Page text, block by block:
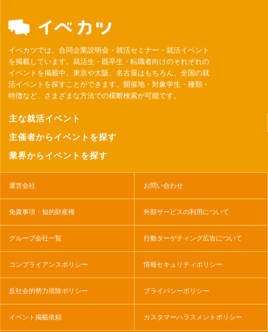
イベカツでは、合同企業説明会・就活セミナー・就活イベント
を掲載しています。就活生・既卒生・転職者向けのそれぞれの
イベントを掲載中。東京や大阪、名古屋はもちろん、全国の就
活イベントを探すことができます。開催地・対象学生・種類・
特徴など、さまざまな方法での横断検索が可能です。
主な就活イベント
主催者からイベントを探す
業界からイベントを探す
運営会社 お問い合わせ
免責事項・知的財産権 外部サービスの利用について
グループ会社一覧 行動ターゲティング広告について
コンプライアンスポリシー 情報セキュリティポリシー
反社会的勢力排除ポリシー プライバシーポリシー
イベント掲載依頼 カスタマーハラスメントポリシー